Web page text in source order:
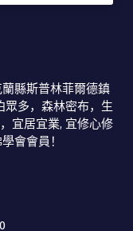
縣斯普林菲爾德鎮
眾多，森林密布，生
宜居宜業, 宜修心修
會會員！